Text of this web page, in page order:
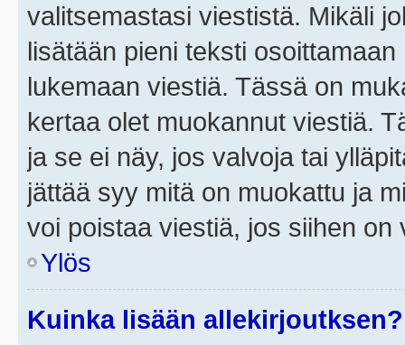
valitsemastasi viestistä. Mikäli
lisätään pieni teksti
lukemaan viestiä. Tässä on
kertaa olet muokannut viestiä.
ja se ei näy, jos valvoja tai
jättää syy mitä on muokattu ja
voi poistaa viestiä, jos siihen on
Ylös
Kuinka lisään allekirjoutksen?